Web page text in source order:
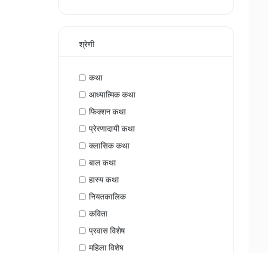
श्रेणी
कथा
आध्यात्मिक कथा
फिक्शन कथा
प्रेरणादायी कथा
क्लासिक कथा
बाल कथा
हास्य कथा
नियतकालिक
कविता
प्रवास विशेष
महिला विशेष